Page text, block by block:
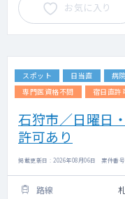
お気に入り
スポット 日当直 病院
専門医資格不問
宿日直許
石狩市／日曜日
許可あり
掲載更新日 : 2026年08月06日 案件番
路線